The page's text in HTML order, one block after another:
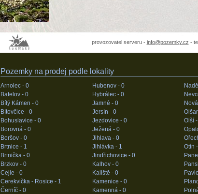
provozovatel serveru - info@pozemky.cz -
Pozemky na prodej podle lokality
Arnolec - 0
Batelov - 0
Bílý Kámen - 0
Bítovčice - 0
Bohuslavice - 0
Borovná - 0
Boršov - 0
Brtnice - 1
Brtnička - 0
Brzkov - 0
Cejle - 0
Cerekvička - Rosice - 1
Černíč - 0
Hubenov - 0
Hybrálec - 0
Jamné - 0
Jersín - 0
Jezdovice - 0
Ježená - 0
Jihlava - 0
Jihlávka - 1
Jindřichovice - 0
Kalhov - 0
Kaliště - 0
Kamenice - 0
Kamenná - 0
Olší -
Otín -